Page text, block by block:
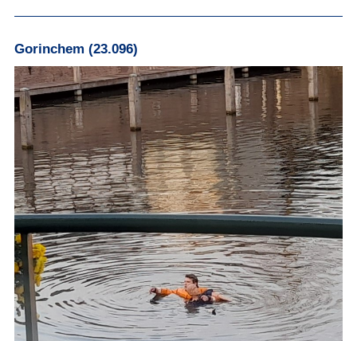
Gorinchem (23.096)